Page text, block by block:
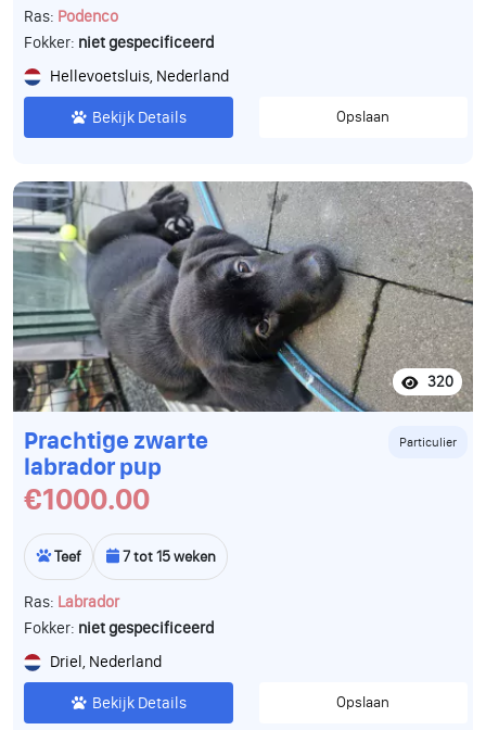
Ras: Podenco
Fokker: niet gespecificeerd
Hellevoetsluis, Nederland
Bekijk Details Opslaan
320
Prachtige zwarte
labrador pup
Particulier
€1000.00
Teef 7 tot 15 weken
Ras: Labrador
Fokker: niet gespecificeerd
Driel, Nederland
Bekijk Details Opslaan